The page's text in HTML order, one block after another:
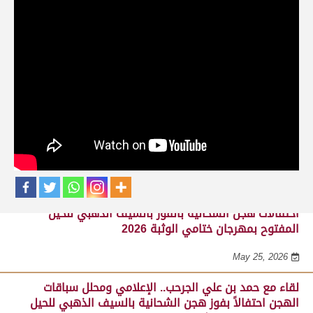
الشحانية بالسيف الذهبي للحيل المفتوح
بميدان الوثبة 22-05-2026
احتفالات هجن الشحانية بالفوز بالسيف الذهبي للحيل
المفتوح بمهرجان ختامي الوثبة 2026
May 25, 2026
لقاء مع حمد بن علي الجرحب.. الإعلامي ومحلل سباقات
الهجن احتفالاً بفوز هجن الشحانية بالسيف الذهبي للحيل